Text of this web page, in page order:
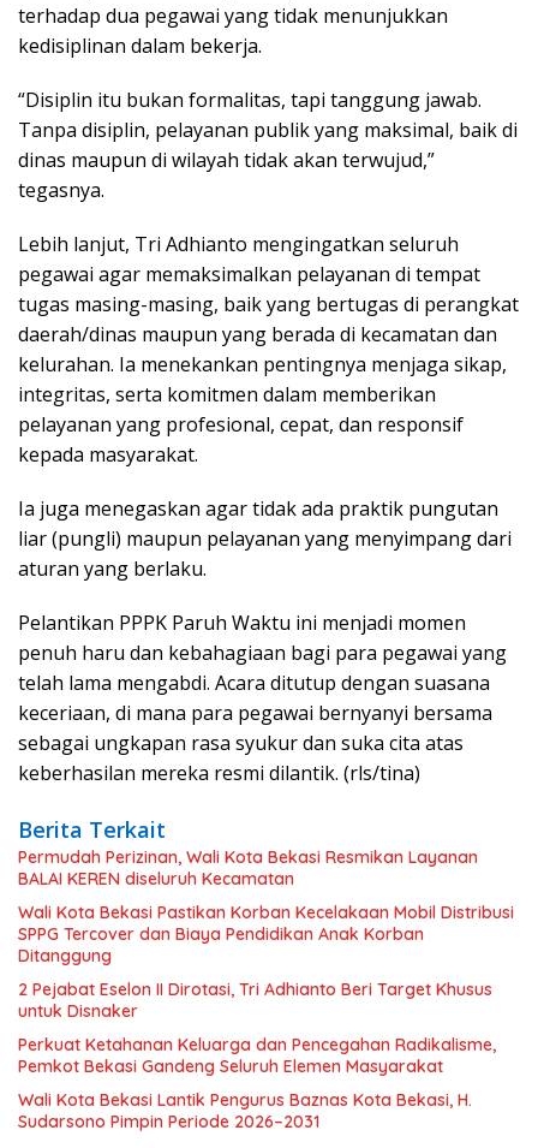
terhadap dua pegawai yang tidak menunjukkan
kedisiplinan dalam bekerja.
“Disiplin itu bukan formalitas, tapi tanggung jawab.
Tanpa disiplin, pelayanan publik yang maksimal, baik di
dinas maupun di wilayah tidak akan terwujud,”
tegasnya.
Lebih lanjut, Tri Adhianto mengingatkan seluruh
pegawai agar memaksimalkan pelayanan di tempat
tugas masing-masing, baik yang bertugas di perangkat
daerah/dinas maupun yang berada di kecamatan dan
kelurahan. Ia menekankan pentingnya menjaga sikap,
integritas, serta komitmen dalam memberikan
pelayanan yang profesional, cepat, dan responsif
kepada masyarakat.
Ia juga menegaskan agar tidak ada praktik pungutan
liar (pungli) maupun pelayanan yang menyimpang dari
aturan yang berlaku.
Pelantikan PPPK Paruh Waktu ini menjadi momen
penuh haru dan kebahagiaan bagi para pegawai yang
telah lama mengabdi. Acara ditutup dengan suasana
keceriaan, di mana para pegawai bernyanyi bersama
sebagai ungkapan rasa syukur dan suka cita atas
keberhasilan mereka resmi dilantik. (rls/tina)
Berita Terkait
Permudah Perizinan, Wali Kota Bekasi Resmikan Layanan
BALAI KEREN diseluruh Kecamatan
Wali Kota Bekasi Pastikan Korban Kecelakaan Mobil Distribusi
SPPG Tercover dan Biaya Pendidikan Anak Korban
Ditanggung
2 Pejabat Eselon II Dirotasi, Tri Adhianto Beri Target Khusus
untuk Disnaker
Perkuat Ketahanan Keluarga dan Pencegahan Radikalisme,
Pemkot Bekasi Gandeng Seluruh Elemen Masyarakat
Wali Kota Bekasi Lantik Pengurus Baznas Kota Bekasi, H.
Sudarsono Pimpin Periode 2026–2031